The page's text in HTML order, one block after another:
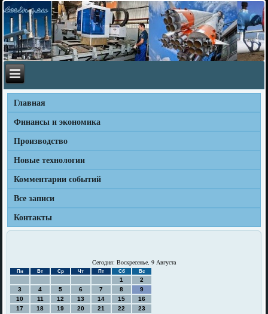
Главная
Финансы и экономика
Производство
Новые технологии
Комментарии событий
Все записи
Контакты
Сегодня: Воскресенье, 9 Августа
Пн Вт Ср Чт Пт Сб Вс
1
2
3
4 5 6 7 8
9
10
11 12 13 14 15
16
17
18 19 20 21 22
23